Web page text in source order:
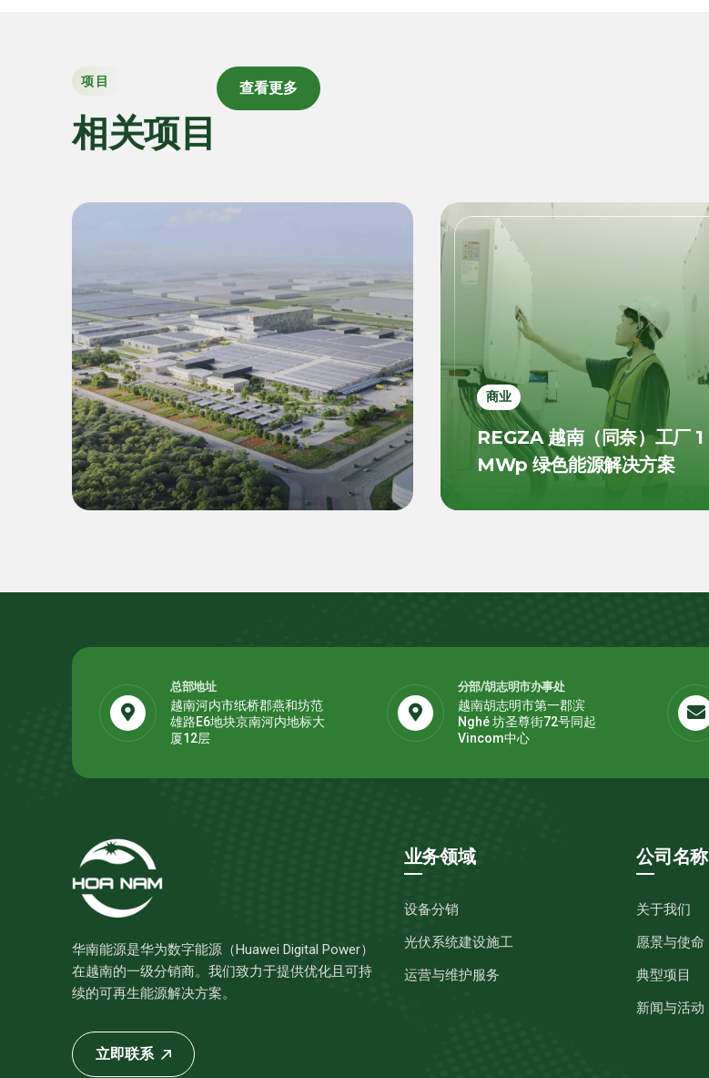
项目
相关项目
查看更多
商业
乐高（LEGO）平阳二期超级工厂
55 MWp 逆变器 & 22.4 MWh 电
池储能系统（BESS）绿色能源解
决方案
商业
REGZA 越南（同奈）工厂 1
MWp 绿色能源解决方案
总部地址
越南河内市纸桥郡燕和坊范
雄路E6地块京南河内地标大
厦12层
分部/胡志明市办事处
越南胡志明市第一郡滨
Nghé 坊圣尊街72号同起
Vincom中心
华南能源是华为数字能源（Huawei Digital Power）
在越南的一级分销商。我们致力于提供优化且可持
续的可再生能源解决方案。
立即联系
业务领域
设备分销
光伏系统建设施工
运营与维护服务
公司名称
关于我们
愿景与使命
典型项目
新闻与活动